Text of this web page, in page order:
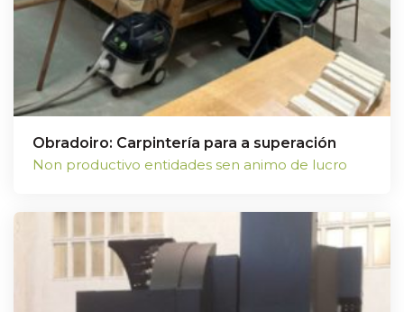
Obradoiro: Carpintería para a superación
Non productivo entidades sen animo de lucro